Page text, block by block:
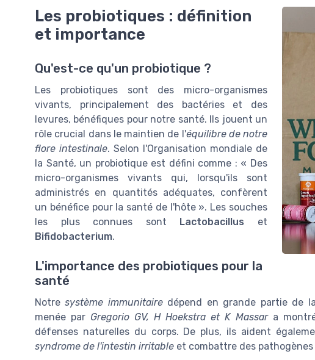
Les probiotiques : définition
et importance
Qu'est-ce qu'un probiotique ?
Les probiotiques sont des micro-organismes
vivants, principalement des bactéries et des
levures, bénéfiques pour notre santé. Ils jouent un
rôle crucial dans le maintien de l'équilibre de notre
flore intestinale. Selon l'Organisation mondiale de
la Santé, un probiotique est défini comme : « Des
micro-organismes vivants qui, lorsqu'ils sont
administrés en quantités adéquates, confèrent
un bénéfice pour la santé de l'hôte ». Les souches
les plus connues sont
Lactobacillus et
Bifidobacterium.
L'importance des probiotiques pour la
santé
Notresystème immunitairedépend en grande partie de
menée par Gregorio GV, H Hoekstra et K Massara
défenses naturelles du corps. De plus, ils aident
syndrome de l'intestin irritable et combattre des pathogènes